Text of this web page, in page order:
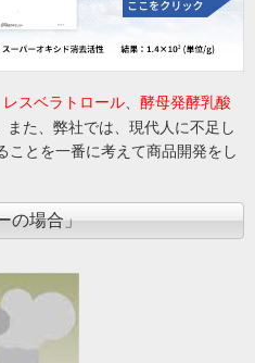
レスベラトロール、 酵母発酵乳酸
また、弊社では、現代人に不足し
ことを一番に考えて商品開発をし
の場合」